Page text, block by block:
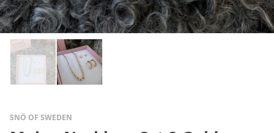
SNÖ OF SWEDEN